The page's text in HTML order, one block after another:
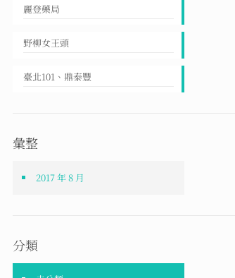
麗登藥局
野柳女王頭
臺北101、鼎泰豐
彙整
2017 年 8 月
分類